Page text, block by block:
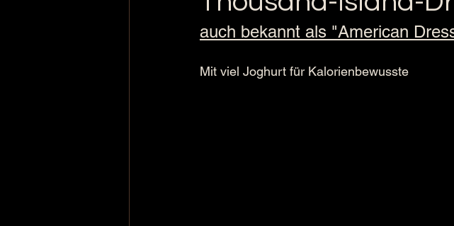
auch bekannt als "American
Mit viel Joghurt für Kalorienbewusste